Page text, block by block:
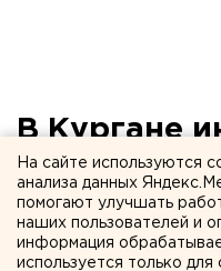
В Кургане
На сайте используются
анализа данных
помогают улучшать
наших пользователей и
информация
используется только для